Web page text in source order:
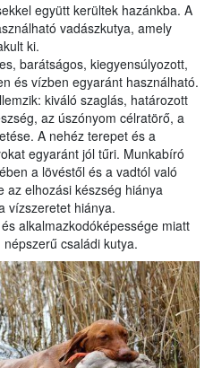
együtt kerültek hazánkba. A
vadászkutya, amely
ki.
barátságos, kiegyensúlyozott,
és vízben egyaránt használható.
kiváló szaglás, határozott
az úszónyom célratörő, a
A nehéz terepet és a
egyaránt jól tűri. Munkabíró
a lövéstől és a vadtól való
az elhozási készség hiánya
vízszeretet hiánya.
alkalmazkodóképessége miatt
családi kutya.